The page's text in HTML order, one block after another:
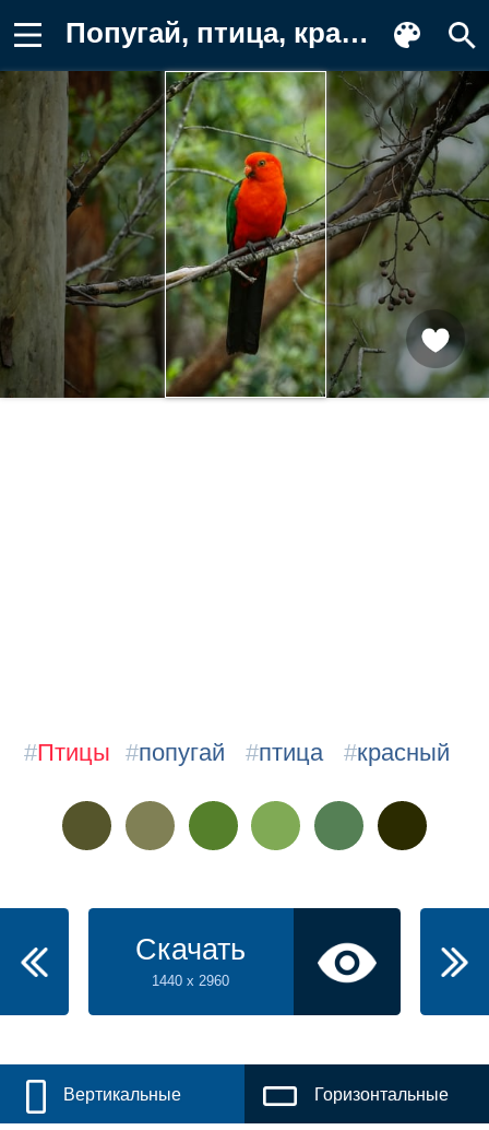
Попугай, птица, красный Картинка
#Птицы #попугай #птица #красный
Скачать
1440 x 2960
Вертикальные Горизонтальные